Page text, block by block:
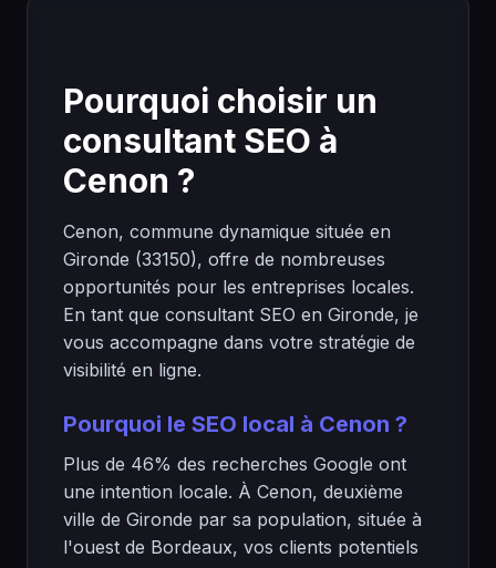
Pourquoi choisir un
consultant SEO à
Cenon ?
Cenon, commune dynamique située en
Gironde (33150), offre de nombreuses
opportunités pour les entreprises locales.
En tant que consultant SEO en Gironde, je
vous accompagne dans votre stratégie de
visibilité en ligne.
Pourquoi le SEO local à Cenon ?
Plus de 46% des recherches Google ont
une intention locale. À Cenon, deuxième
ville de Gironde par sa population, située à
l'ouest de Bordeaux, vos clients potentiels